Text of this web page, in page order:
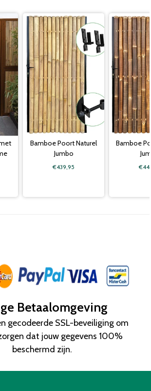
Bamboe Poort Naturel
Jumbo
€439,95
Bamboe
Betaalomgeving
gecodeerde SSL-beveiliging om
dat jouw gegevens 100%
beschermd zijn.